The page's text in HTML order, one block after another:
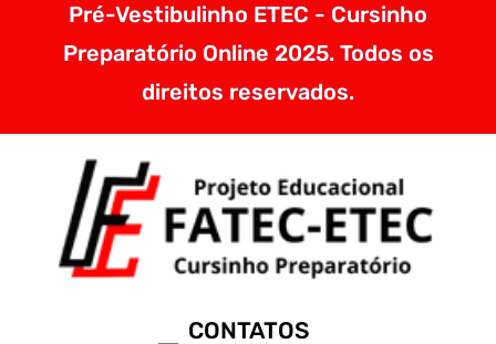
Pré-Vestibulinho ETEC - Cursinho
Preparatório Online 2025. Todos os
direitos reservados.
CONTATOS